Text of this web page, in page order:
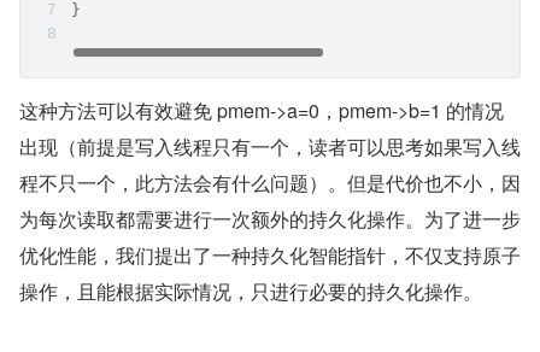
}
这种方法可以有效避免 pmem->a=0，pmem->b=1 的情况
出现（前提是写入线程只有一个，读者可以思考如果写入线
程不只一个，此方法会有什么问题）。但是代价也不小，因
为每次读取都需要进行一次额外的持久化操作。为了进一步
优化性能，我们提出了一种持久化智能指针，不仅支持原子
操作，且能根据实际情况，只进行必要的持久化操作。